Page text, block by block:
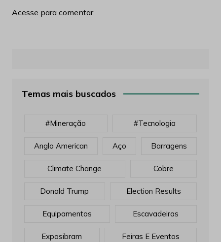
Acesse para comentar.
Temas mais buscados
#mineração #tecnologia
Anglo American Aço Barragens
Climate Change Cobre
Donald Trump Election Results
Equipamentos Escavadeiras
Exposibram Feiras E Eventos